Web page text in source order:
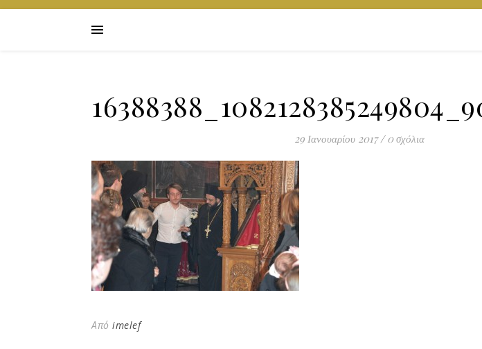
29 Ιανουαρίου 2017 / 0 σχόλια
Από imelef